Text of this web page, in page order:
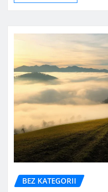
BEZ KATEGORII